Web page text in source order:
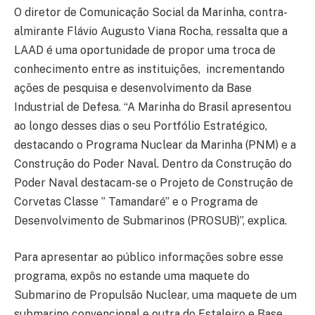
O diretor de Comunicação Social da Marinha, contra-
almirante Flávio Augusto Viana Rocha, ressalta que a
LAAD é uma oportunidade de propor uma troca de
conhecimento entre as instituições, incrementando
ações de pesquisa e desenvolvimento da Base
Industrial de Defesa. “A Marinha do Brasil apresentou
ao longo desses dias o seu Portfólio Estratégico,
destacando o Programa Nuclear da Marinha (PNM) e a
Construção do Poder Naval. Dentro da Construção do
Poder Naval destacam-se o Projeto de Construção de
Corvetas Classe ” Tamandaré” e o Programa de
Desenvolvimento de Submarinos (PROSUB)”, explica.
Para apresentar ao público informações sobre esse
programa, expôs no estande uma maquete do
Submarino de Propulsão Nuclear, uma maquete de um